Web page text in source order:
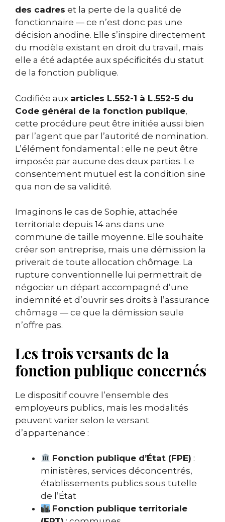
des cadres et la perte de la qualité de
fonctionnaire — ce n’est donc pas une
décision anodine. Elle s’inspire directement
du modèle existant en droit du travail, mais
elle a été adaptée aux spécificités du statut
de la fonction publique.
Codifiée aux articles L.552-1 à L.552-5 du
Code général de la fonction publique,
cette procédure peut être initiée aussi bien
par l’agent que par l’autorité de nomination.
L’élément fondamental : elle ne peut être
imposée par aucune des deux parties. Le
consentement mutuel est la condition sine
qua non de sa validité.
Imaginons le cas de Sophie, attachée
territoriale depuis 14 ans dans une
commune de taille moyenne. Elle souhaite
créer son entreprise, mais une démission la
priverait de toute allocation chômage. La
rupture conventionnelle lui permettrait de
négocier un départ accompagné d’une
indemnité et d’ouvrir ses droits à l’assurance
chômage — ce que la démission seule
n’offre pas.
Les trois versants de la
fonction publique concernés
Le dispositif couvre l’ensemble des
employeurs publics, mais les modalités
peuvent varier selon le versant
d’appartenance :
Fonction publique d’État (FPE) :
ministères, services déconcentrés,
établissements publics sous tutelle
de l’État
Fonction publique territoriale